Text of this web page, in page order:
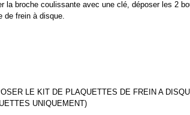
la broche coulissante avec une clé, déposer les 2
de frein à disque.
LE KIT DE PLAQUETTES DE FREIN A
UNIQUEMENT)